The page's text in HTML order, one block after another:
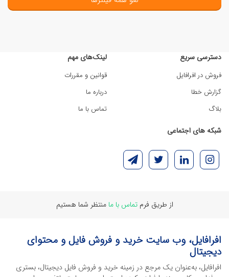
دسترسی سریع
فروش در افرافایل
گزارش خطا
بلاگ
لینک‌های مهم
قوانین و مقررات
درباره ما
تماس با ما
شبکه های اجتماعی
از طریق فرمتماس با ما منتظر شما هستیم
افرافایل، وب سایت خرید و فروش فایل و محتوای
دیجیتال
افرافایل، به‌عنوان یک مرجع در زمینه خرید و فروش فایل دیجیتال، بستری